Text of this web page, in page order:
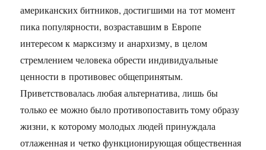
американских битников, достигшими на тот момент
пика популярности, возраставшим в Европе
интересом к марксизму и анархизму, в целом
стремлением человека обрести индивидуальные
ценности в противовес общепринятым.
Приветствовалась любая альтернатива, лишь бы
только ее можно было противопоставить тому образу
жизни, к которому молодых людей принуждала
отлаженная и четко функционирующая общественная